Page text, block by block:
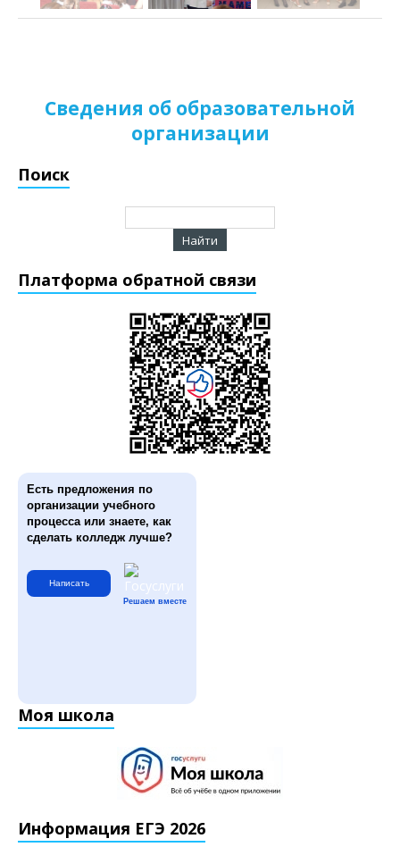
Сведения об образовательной
организации
Поиск
Платформа обратной связи
Есть предложения по
организации учебного
процесса или знаете, как
сделать колледж лучше?
Написать
Решаем вместе
Моя школа
Информация ЕГЭ 2026